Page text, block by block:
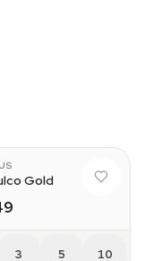
Gold
3 5 10